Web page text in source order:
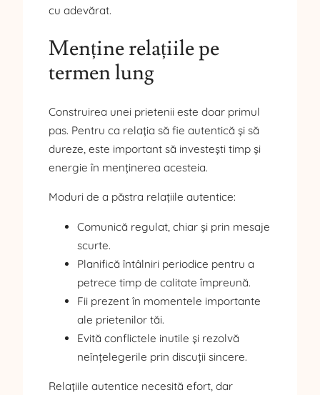
cu adevărat.
Menține relațiile pe
termen lung
Construirea unei prietenii este doar primul
pas. Pentru ca relația să fie autentică și să
dureze, este important să investești timp și
energie în menținerea acesteia.
Moduri de a păstra relațiile autentice:
Comunică regulat, chiar și prin mesaje
scurte.
Planifică întâlniri periodice pentru a
petrece timp de calitate împreună.
Fii prezent în momentele importante
ale prietenilor tăi.
Evită conflictele inutile și rezolvă
neînțelegerile prin discuții sincere.
Relațiile autentice necesită efort, dar